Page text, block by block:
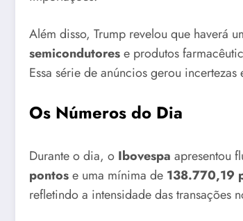
Além disso, Trump revelou que haverá
semicondutorese produtos
Essa série de anúncios gerou
Os Números do Dia
Durante o dia, o Ibovespa apresentou
pontose uma mínima de 138.770,19
refletindo a intensidade das transações